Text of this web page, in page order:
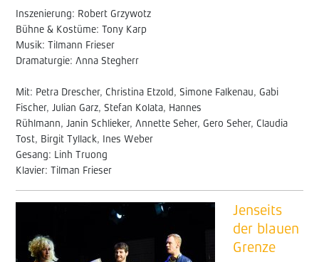
Inszenierung: Robert Grzywotz
Bühne & Kostüme: Tony Karp
Musik: Tilmann Frieser
Dramaturgie: Anna Stegherr
Mit: Petra Drescher, Christina Etzold, Simone Falkenau, Gabi
Fischer, Julian Garz, Stefan Kolata, Hannes
Rühlmann, Janin Schlieker, Annette Seher, Gero Seher, Claudia
Tost, Birgit Tyllack, Ines Weber
Gesang: Linh Truong
Klavier: Tilman Frieser
Jenseits
der blauen
Grenze